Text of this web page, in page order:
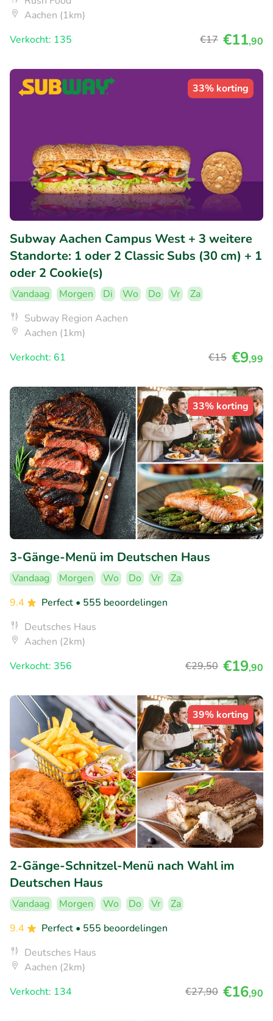
Aachen (1km)
Verkocht: 135
€17 €11,90
33% korting
Subway Aachen Campus West + 3 weitere
Standorte: 1 oder 2 Classic Subs (30 cm) + 1
oder 2 Cookie(s)
Vandaag Morgen Di Wo Do Vr
Za
Subway Region Aachen
Aachen (1km)
Verkocht: 61
€15 €9,99
33% korting
3-Gänge-Menü im Deutschen Haus
Vandaag Morgen Wo Do Vr
Za
9.4
Perfect • 555 beoordelingen
Deutsches Haus
Aachen (2km)
Verkocht: 356
€29,50 €19,90
39% korting
2-Gänge-Schnitzel-Menü nach Wahl im
Deutschen Haus
Vandaag Morgen Wo Do Vr
Za
9.4
Perfect • 555 beoordelingen
Deutsches Haus
Aachen (2km)
Verkocht: 134
€27,90 €16,90